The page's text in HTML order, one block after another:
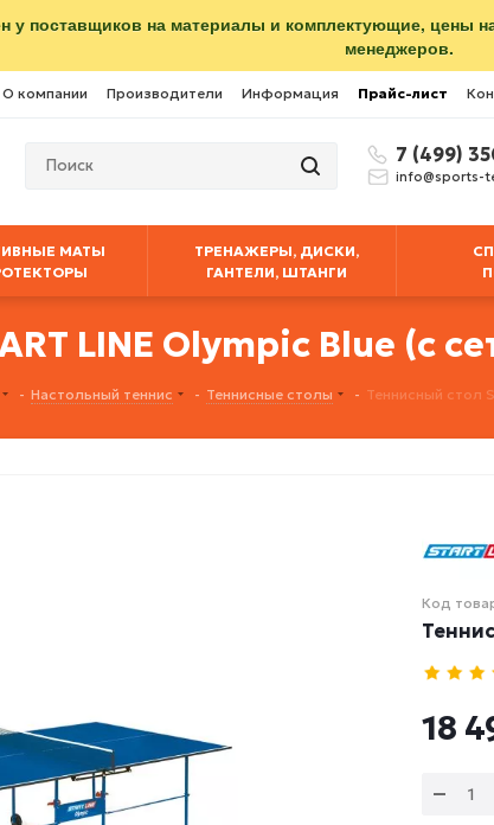
у поставщиков на материалы и комплектующие, цены
менеджеров.
О компании Производители Информация Прайс-лист
7 (499)
info@sports-
МАТЫ
ТРЕНАЖЕРЫ, ДИСКИ,
ГАНТЕЛИ, ШТАНГИ
LINE Olympic Blue (с
- Настольный теннис - Теннисные столы - Теннисный стол
Код
18